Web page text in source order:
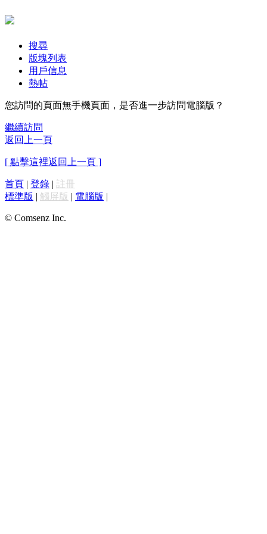
搜尋
版塊列表
用戶信息
熱帖
您訪問的頁面無手機頁面，是否進一步訪問電腦版？
繼續訪問
返回上一頁
[ 點擊這裡返回上一頁 ]
首頁 | 登錄 | 註冊
標準版 | 觸屏版 | 電腦版 |
© Comsenz Inc.